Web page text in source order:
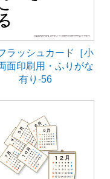
ラッシュカード［小
面印刷用・ふりがな
有り-56